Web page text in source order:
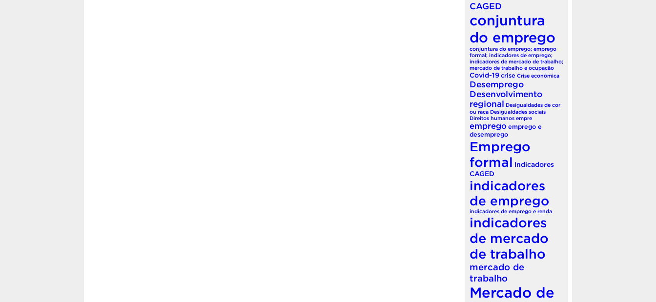
CAGED
conjuntura
do emprego
conjuntura do emprego; emprego
formal; indicadores de emprego;
indicadores de mercado de trabalho;
mercado de trabalho e ocupação
Covid-19 crise Crise econômica
Desemprego
Desenvolvimento
regional Desigualdades de cor
ou raça Desigualdades sociais
Direitos humanos empre
emprego emprego e
desemprego
Emprego
formal Indicadores
CAGED
indicadores
de emprego
indicadores de emprego e renda
indicadores
de mercado
de trabalho
mercado de
trabalho
Mercado de